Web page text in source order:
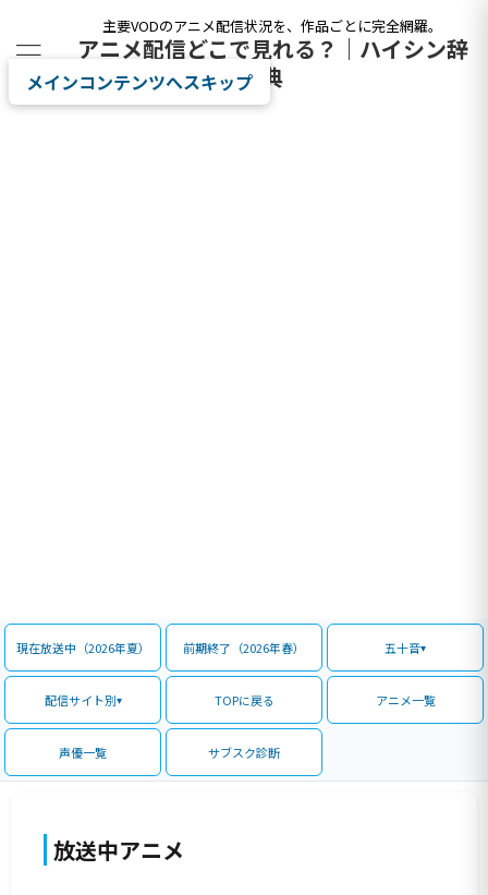
主要VODのアニメ配信状況を、作品ごとに完全網羅。
アニメ配信どこで見れる？｜ハイシン辞
典
メインコンテンツへスキップ
現在放送中（2026年夏） 前期終了（2026年春） 五十音
配信サイト別 TOPに戻る アニメ一覧
声優一覧 サブスク診断
放送中アニメ